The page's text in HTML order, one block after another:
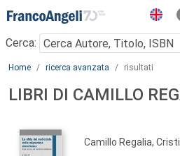
Menu
Cerca:
Main content
Home ricerca avanzata risultati
LIBRI DI CAMILLO
Camillo Regalia,